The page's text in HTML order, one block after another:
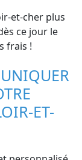
et-cher plus
ce jour le
frais !
ET-